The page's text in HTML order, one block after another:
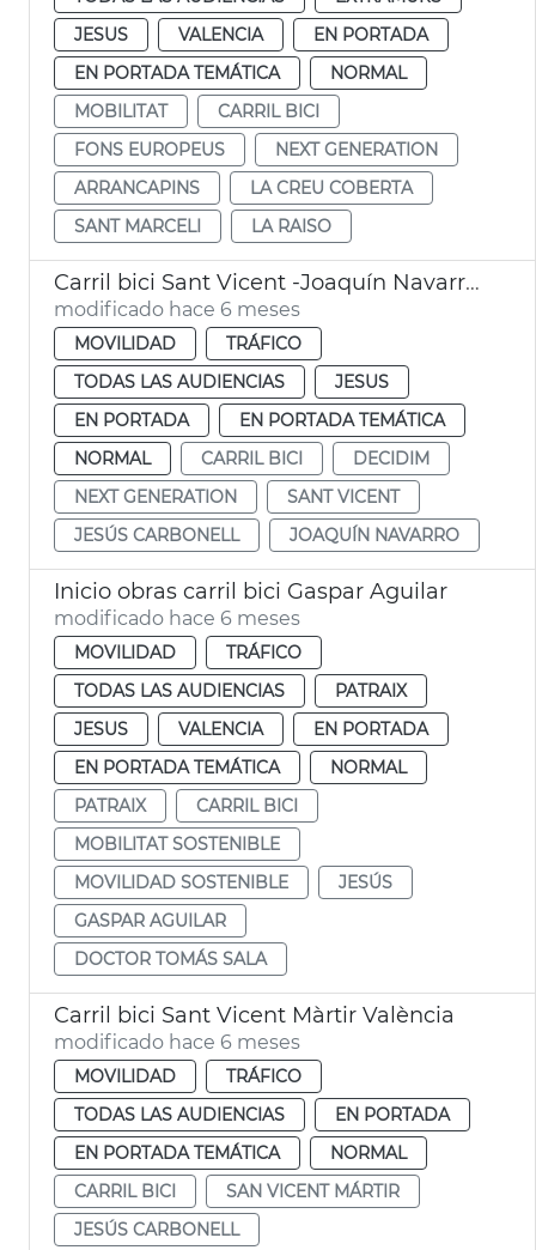
JESUS
VALENCIA
EN PORTADA
EN PORTADA TEMÁTICA
NORMAL
MOBILITAT
CARRIL BICI
FONS EUROPEUS
NEXT GENERATION
ARRANCAPINS
LA CREU COBERTA
SANT MARCELI
LA RAISO
Carril bici Sant Vicent -Joaquín Navarro València
modificado hace 6 meses
MOVILIDAD
TRÁFICO
TODAS LAS AUDIENCIAS
JESUS
EN PORTADA
EN PORTADA TEMÁTICA
NORMAL
CARRIL BICI
DECIDIM
NEXT GENERATION
SANT VICENT
JESÚS CARBONELL
JOAQUÍN NAVARRO
Inicio obras carril bici Gaspar Aguilar
modificado hace 6 meses
MOVILIDAD
TRÁFICO
TODAS LAS AUDIENCIAS
PATRAIX
JESUS
VALENCIA
EN PORTADA
EN PORTADA TEMÁTICA
NORMAL
PATRAIX
CARRIL BICI
MOBILITAT SOSTENIBLE
MOVILIDAD SOSTENIBLE
JESÚS
GASPAR AGUILAR
DOCTOR TOMÁS SALA
Carril bici Sant Vicent Màrtir València
modificado hace 6 meses
MOVILIDAD
TRÁFICO
TODAS LAS AUDIENCIAS
EN PORTADA
EN PORTADA TEMÁTICA
NORMAL
CARRIL BICI
SAN VICENT MÁRTIR
JESÚS CARBONELL